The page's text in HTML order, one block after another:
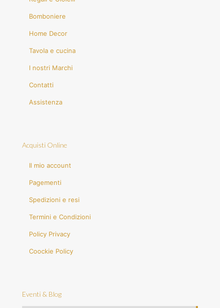
Bomboniere
Home Decor
Tavola e cucina
I nostri Marchi
Contatti
Assistenza
Acquisti Online
Il mio account
Pagementi
Spedizioni e resi
Termini e Condizioni
Policy Privacy
Coockie Policy
Eventi & Blog